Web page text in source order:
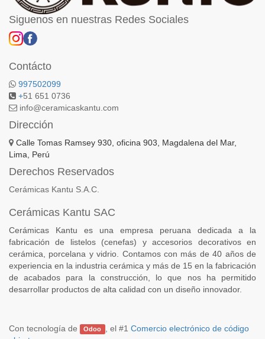
Siguenos en nuestras Redes Sociales
Contácto
997502099
+51 651 0736
info@ceramicaskantu.com
Dirección
Calle Tomas Ramsey 930, oficina 903, Magdalena del Mar,
Lima, Perú
Derechos Reservados
Cerámicas Kantu S.A.C.
Cerámicas Kantu SAC
Cerámicas Kantu es una empresa peruana dedicada a la
fabricación de listelos (cenefas) y accesorios decorativos en
cerámica, porcelana y vidrio. Contamos con más de 40 años de
experiencia en la industria cerámica y más de 15 en la fabricación
de acabados para la construcción, lo que nos ha permitido
desarrollar productos de alta calidad con un diseño innovador.
Con tecnología de Odoo , el #1 Comercio electrónico de código